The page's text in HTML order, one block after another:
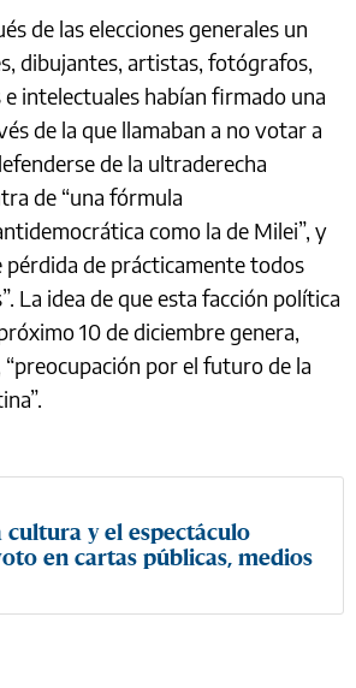
de las elecciones generales un
dibujantes, artistas, fotógrafos,
e intelectuales habían firmado una
de la que llamaban a no votar a
de la ultraderecha
de “una fórmula
como la de Milei”, y
pérdida de prácticamente todos
La idea de que esta facción política
10 de diciembre genera,
por el futuro de la
cultura y el espectáculo
en cartas públicas, medios